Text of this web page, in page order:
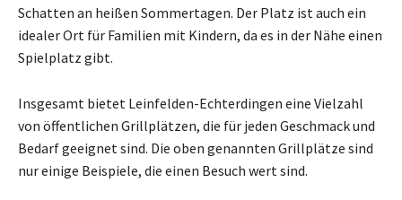
Schatten an heißen Sommertagen. Der Platz ist auch ein
idealer Ort für Familien mit Kindern, da es in der Nähe einen
Spielplatz gibt.
Insgesamt bietet Leinfelden-Echterdingen eine Vielzahl
von öffentlichen Grillplätzen, die für jeden Geschmack und
Bedarf geeignet sind. Die oben genannten Grillplätze sind
nur einige Beispiele, die einen Besuch wert sind.